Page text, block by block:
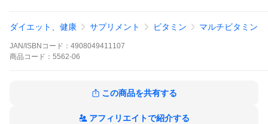
ダイエット、健康 サプリメント ビタミン マルチビタミン
JAN/ISBNコード： 4908049411107
商品 コード： 5562-06
この商品を共有する
アフィリエイトで紹介する